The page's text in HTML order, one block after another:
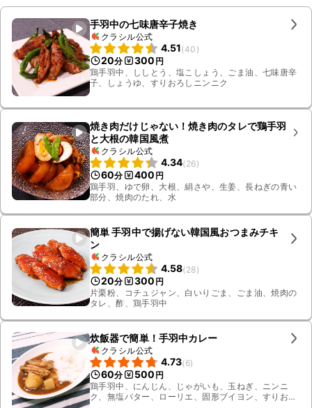
手羽中の七味唐辛子焼き
クラシル公式
4.51(40 )
20分 300 円
鶏手羽中、ししとう、塩こしょう、ごま油、七味唐辛
子、しょうゆ、すりおろしニンニク
焼き肉だけじゃない！焼き肉のタレで鶏手羽
と大根の韓国風煮
クラシル公式
4.34(26)
60分 400 円
鶏手羽、ゆで卵、大根、絹さや、生姜、長ねぎの青い
部分、焼肉のたれ、水
簡単 手羽中で揚げない韓国風おつまみチキ
ン
クラシル公式
4.58(28)
20分 300 円
片栗粉、コチュジャン、白いりごま、ごま油、焼肉の
タレ、酢、鶏手羽中
炊飯器で簡単！手羽中カレー
クラシル公式
4.73(6)
60分 500 円
鶏手羽中、にんじん、じゃがいも、玉ねぎ、ニンニ
ク、無塩バター、ローリエ、固形ブイヨン、すりおろ